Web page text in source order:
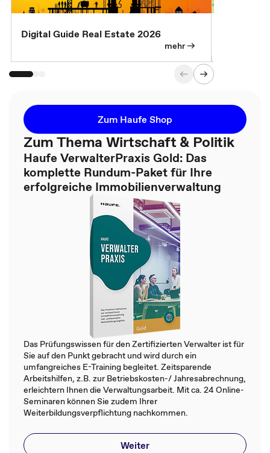
Digital Guide Real Estate 2026
mehr
Zum Haufe Shop
Zum Thema Wirtschaft & Politik
Haufe VerwalterPraxis Gold: Das
komplette Rundum-Paket für Ihre
erfolgreiche Immobilienverwaltung
Das Prüfungswissen für den Zertifizierten Verwalter ist für
Sie auf den Punkt gebracht und wird durch ein
umfangreiches E-Training begleitet. Zeitsparende
Arbeitshilfen, z.B. zur Betriebskosten-/ Jahresabrechnung,
erleichtern Ihnen die Verwaltungsarbeit. Mit ca. 24 Online-
Seminaren können Sie zudem Ihrer
Weiterbildungsverpflichtung nachkommen.
Weiter